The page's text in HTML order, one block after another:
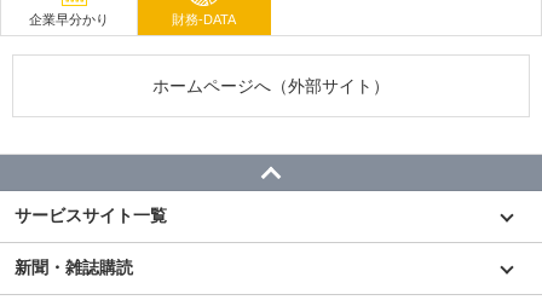
企業早分かり 財務-DATA
ホームページへ（外部サイト）
サービスサイト一覧
新聞・雑誌購読